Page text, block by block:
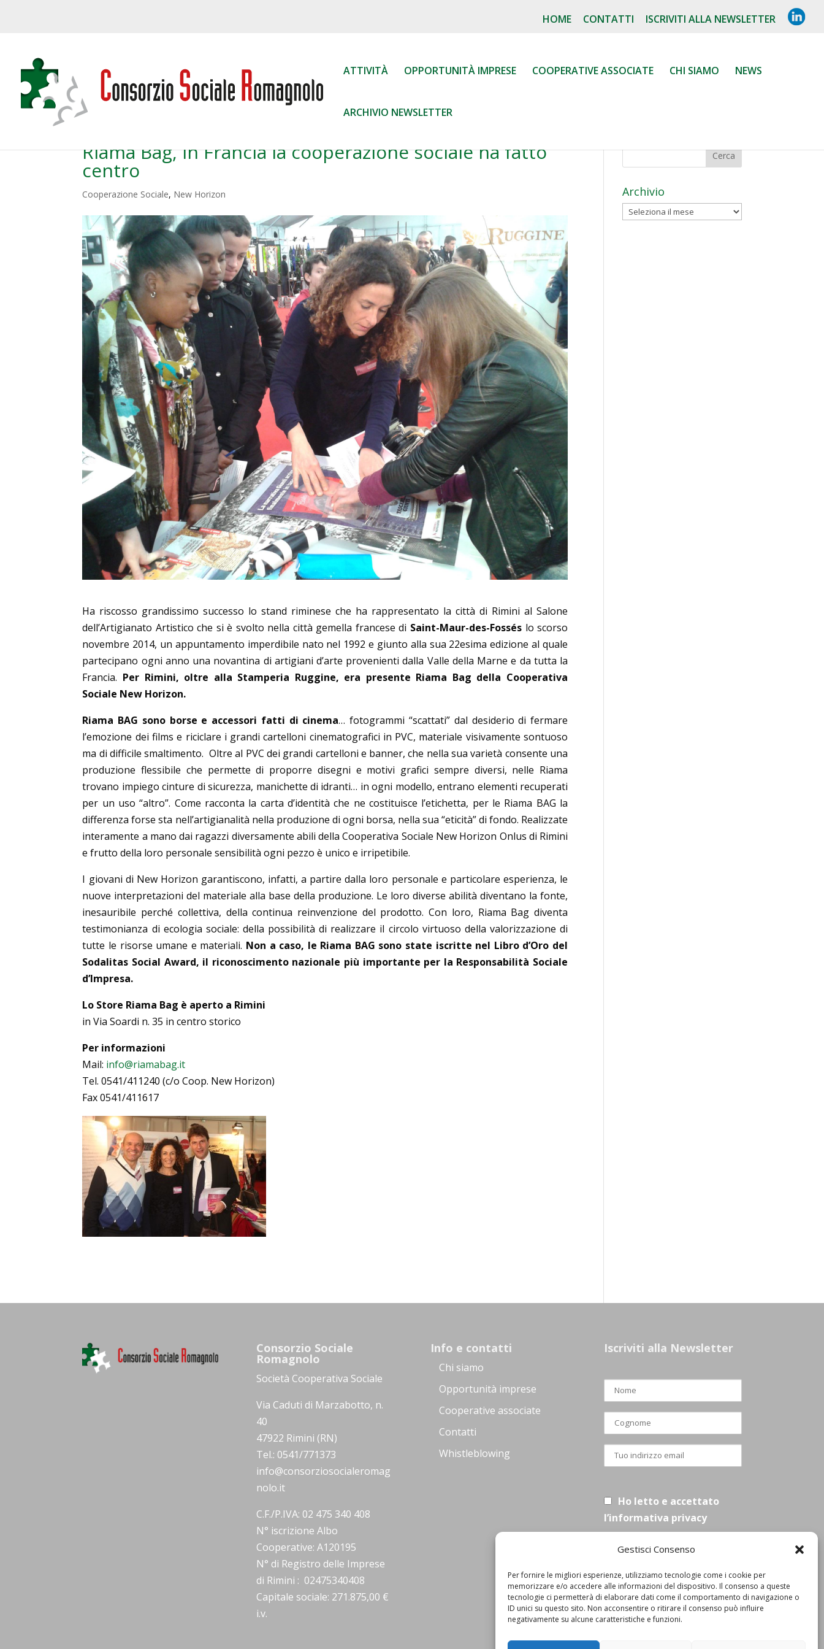
Gestisci Consenso
Per fornire le migliori esperienze, utilizziamo tecnologie come i cookie per
memorizzare e/o accedere alle informazioni del dispositivo. Il consenso a queste
tecnologie ci permetterà di elaborare dati come il comportamento di navigazione o
ID unici su questo sito. Non acconsentire o ritirare il consenso può influire
negativamente su alcune caratteristiche e funzioni.
HOME CONTATTI ISCRIVITI ALLA NEWSLETTER
L
I
ATTIVITÀ OPPORTUNITÀ IMPRESE COOPERATIVE ASSOCIATE CHI SIAMO NEWS
ARCHIVIO NEWSLETTER
Riama Bag, in Francia la cooperazione sociale ha fatto
centro
Cooperazione Sociale, New Horizon
Ha riscosso grandissimo successo lo stand riminese che ha rappresentato la città di Rimini al Salone
dell’Artigianato Artistico che si è svolto nella città gemella francese di Saint-Maur-des-Fossés lo scorso
novembre 2014, un appuntamento imperdibile nato nel 1992 e giunto alla sua 22esima edizione al quale
partecipano ogni anno una novantina di artigiani d’arte provenienti dalla Valle della Marne e da tutta la
Francia. Per Rimini, oltre alla Stamperia Ruggine, era presente Riama Bag della Cooperativa
Sociale New Horizon.
Riama BAG sono borse e accessori fatti di cinema… fotogrammi “scattati” dal desiderio di fermare
l’emozione dei films e riciclare i grandi cartelloni cinematografici in PVC, materiale visivamente sontuoso
ma di difficile smaltimento. Oltre al PVC dei grandi cartelloni e banner, che nella sua varietà consente una
produzione flessibile che permette di proporre disegni e motivi grafici sempre diversi, nelle Riama
trovano impiego cinture di sicurezza, manichette di idranti… in ogni modello, entrano elementi recuperati
per un uso “altro”. Come racconta la carta d’identità che ne costituisce l’etichetta, per le Riama BAG la
differenza forse sta nell’artigianalità nella produzione di ogni borsa, nella sua “eticità” di fondo. Realizzate
interamente a mano dai ragazzi diversamente abili della Cooperativa Sociale New Horizon Onlus di Rimini
e frutto della loro personale sensibilità ogni pezzo è unico e irripetibile.
I giovani di New Horizon garantiscono, infatti, a partire dalla loro personale e particolare esperienza, le
nuove interpretazioni del materiale alla base della produzione. Le loro diverse abilità diventano la fonte,
inesauribile perché collettiva, della continua reinvenzione del prodotto. Con loro, Riama Bag diventa
testimonianza di ecologia sociale: della possibilità di realizzare il circolo virtuoso della valorizzazione di
tutte le risorse umane e materiali. Non a caso, le Riama BAG sono state iscritte nel Libro d’Oro del
Sodalitas Social Award, il riconoscimento nazionale più importante per la Responsabilità Sociale
d’Impresa.
Lo Store Riama Bag è aperto a Rimini
in Via Soardi n. 35 in centro storico
Per informazioni
Mail: info@riamabag.it
Tel. 0541/411240 (c/o Coop. New Horizon)
Fax 0541/411617
Archivio
Archivio
Consorzio Sociale
Romagnolo
Società Cooperativa Sociale
Via Caduti di Marzabotto, n.
40
47922 Rimini (RN)
Tel.: 0541/771373
info@consorziosocialeromag
nolo.it
C.F./P.IVA: 02 475 340 408
N° iscrizione Albo
Cooperative: A120195
N° di Registro delle Imprese
di Rimini : 02475340408
Capitale sociale: 271.875,00 €
i.v.
Info e contatti
Chi siamo
Opportunità imprese
Cooperative associate
Contatti
Whistleblowing
Iscriviti alla Newsletter
Ho letto e accettato
l’informativa privacy